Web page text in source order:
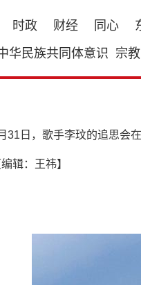
时政 财经 同心
华民族共同体意识 宗教
31日，歌手李玟的追思会
编辑：王祎】